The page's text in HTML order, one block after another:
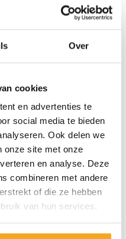
Over
cookies
en advertenties te
social media te bieden
Ook delen we
onze site met onze
en analyse. Deze
combineren met andere
of die ze hebben
van hun services.
Kom dan eens langs
graag.